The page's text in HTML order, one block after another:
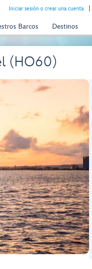
Iniciar sesión o crear una cuenta
Barcos Destinos
(HO60)